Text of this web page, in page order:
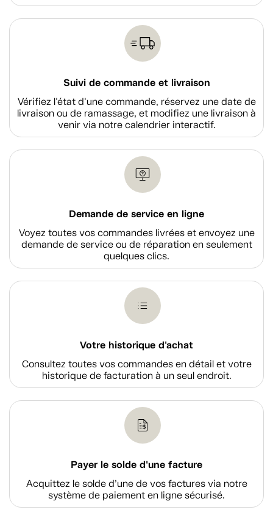
Suivi de commande et livraison
Vérifiez l'état d'une commande, réservez une date de
livraison ou de ramassage, et modifiez une livraison à
venir via notre calendrier interactif.
Demande de service en ligne
Voyez toutes vos commandes livrées et envoyez une
demande de service ou de réparation en seulement
quelques clics.
Votre historique d'achat
Consultez toutes vos commandes en détail et votre
historique de facturation à un seul endroit.
Payer le solde d'une facture
Acquittez le solde d’une de vos factures via notre
système de paiement en ligne sécurisé.